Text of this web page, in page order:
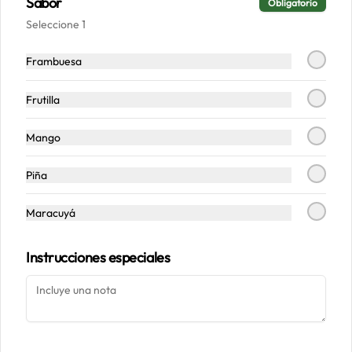
Conócenos
Despacho
Términos y condiciones
Política de privacidad
Redes sociales
Instagram
Mi cuenta
Iniciar sesión
Obligatorio
Seleccione 1
Frambuesa
Frutilla
Mango
Piña
Maracuyá
Instrucciones especiales